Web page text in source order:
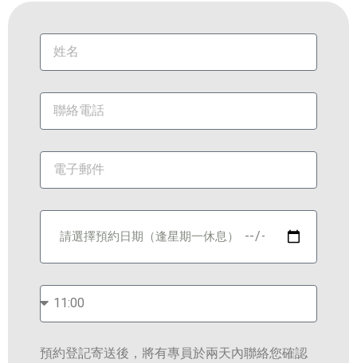
預約登記寄送後，將有專員於兩天內聯絡您確認